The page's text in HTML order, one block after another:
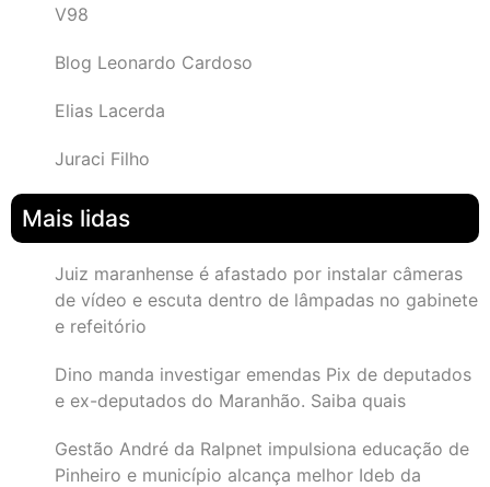
V98
Blog Leonardo Cardoso
Elias Lacerda
Juraci Filho
Mais lidas
Juiz maranhense é afastado por instalar câmeras
de vídeo e escuta dentro de lâmpadas no gabinete
e refeitório
Dino manda investigar emendas Pix de deputados
e ex-deputados do Maranhão. Saiba quais
Gestão André da Ralpnet impulsiona educação de
Pinheiro e município alcança melhor Ideb da